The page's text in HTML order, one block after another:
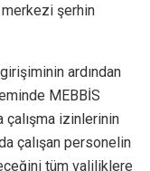
şerhin
ardından
MEBBİS
çalışma izinlerinin
çalışan personelin
tüm valiliklere